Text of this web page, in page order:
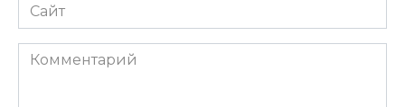
Сайт
Комментарий